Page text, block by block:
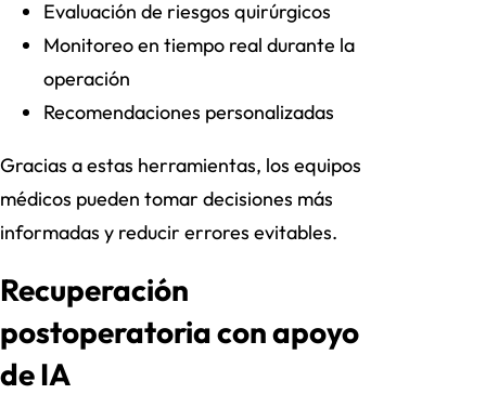
Evaluación de riesgos quirúrgicos
Monitoreo en tiempo real durante la
operación
Recomendaciones personalizadas
Gracias a estas herramientas, los equipos
médicos pueden tomar decisiones más
informadas y reducir errores evitables.
Recuperación
postoperatoria con apoyo
de IA